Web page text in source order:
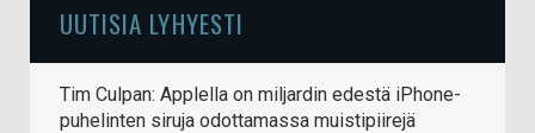
UUTISIA LYHYESTI
Tim Culpan: Applella on miljardin edestä iPhone-
puhelinten siruja odottamassa muistipiirejä